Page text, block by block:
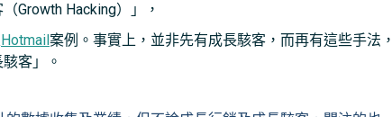
Growth Hacking）」，
Hotmail 案例。事實上，並非先有成長駭客，而再有這些手法
客」。